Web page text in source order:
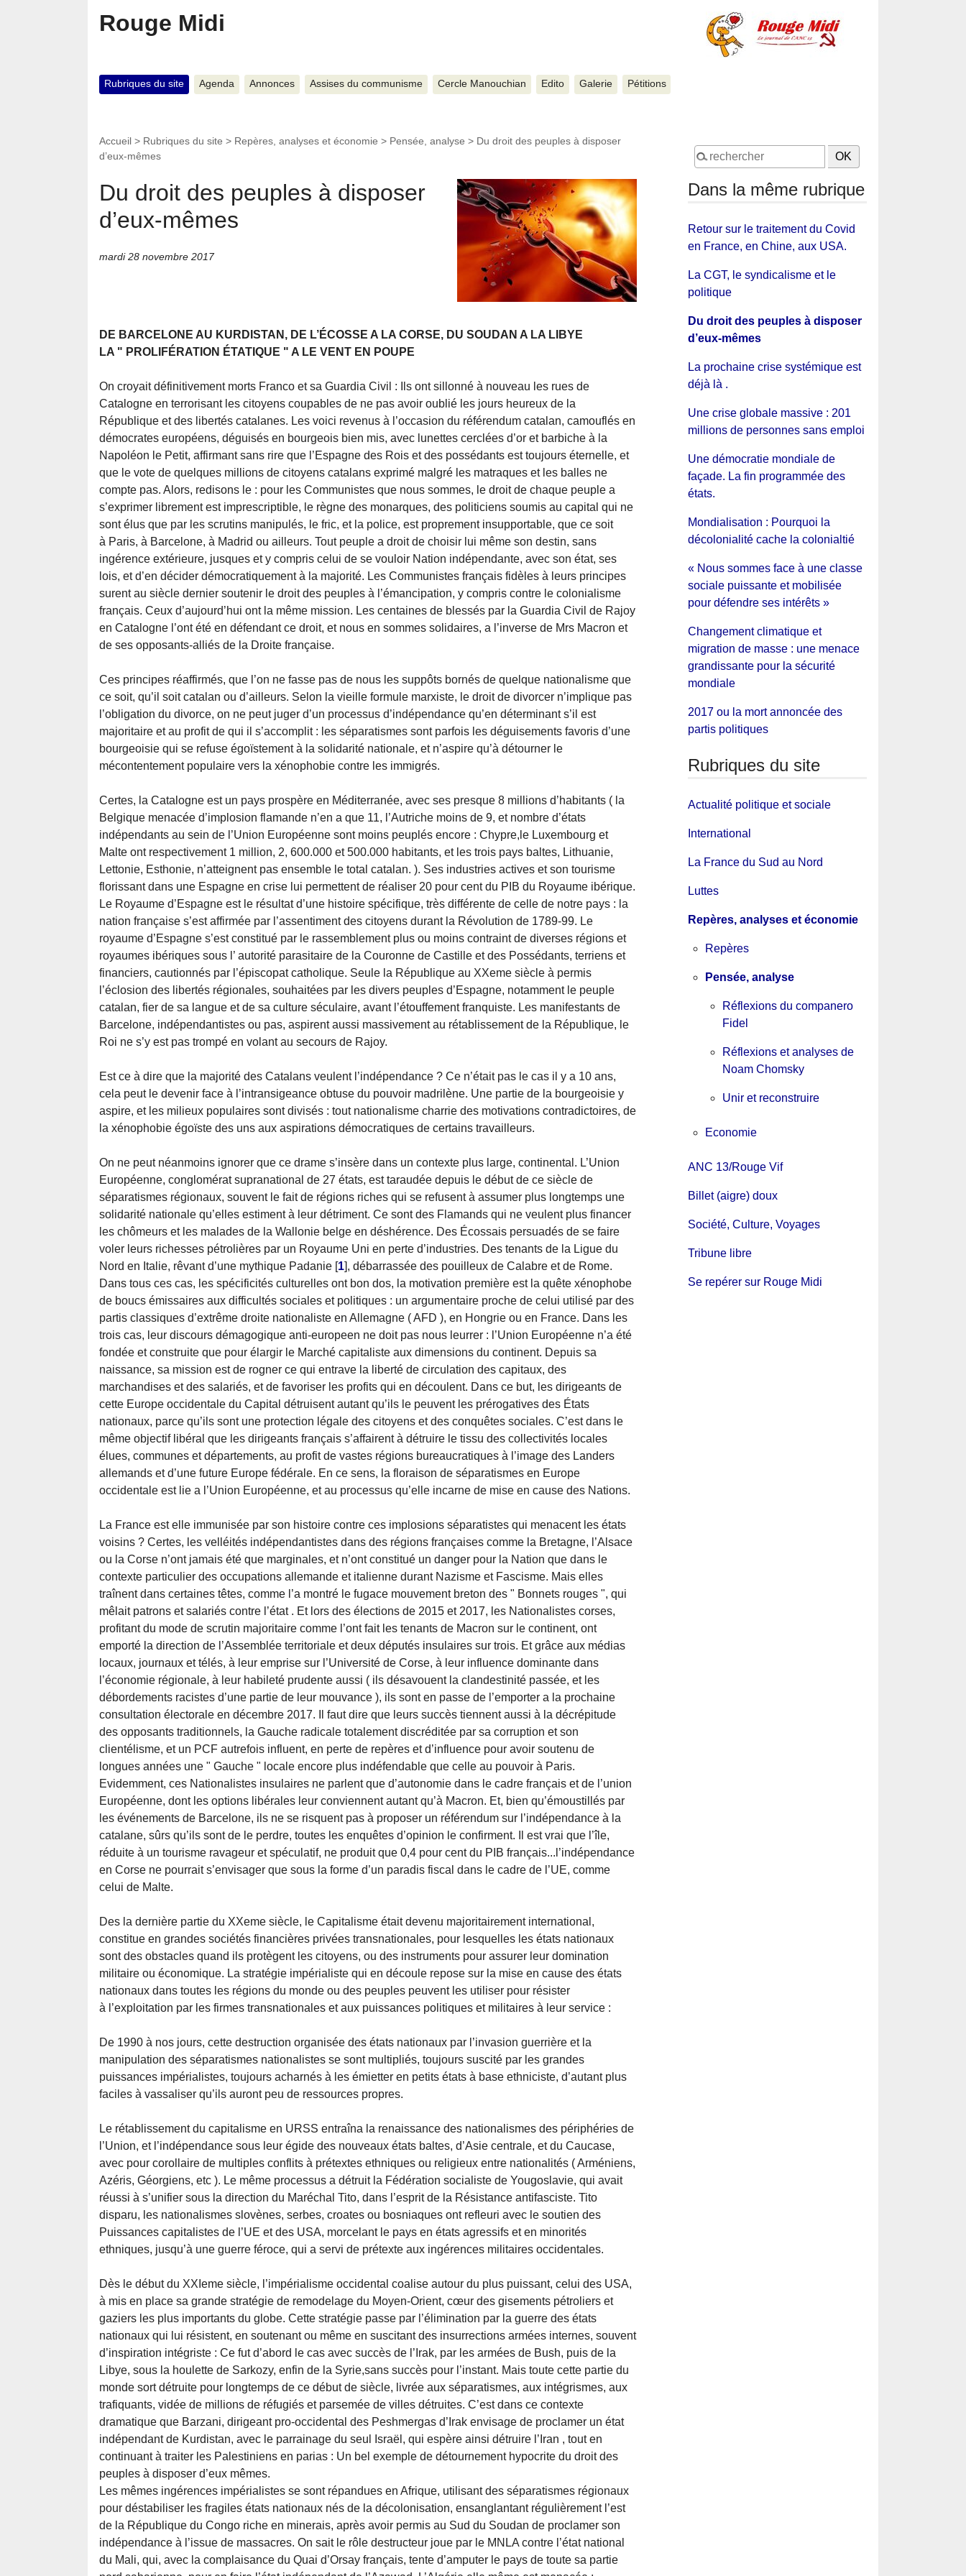
Rouge Midi
Rubriques du site Agenda Annonces Assises du communisme Cercle Manouchian Edito Galerie Pétitions
Accueil > Rubriques du site > Repères, analyses et économie > Pensée, analyse > Du droit des peuples à disposer
d’eux-mêmes
Du droit des peuples à disposer
d’eux-mêmes
mardi 28 novembre 2017
DE BARCELONE AU KURDISTAN, DE L’ÉCOSSE A LA CORSE, DU SOUDAN A LA LIBYE
LA " PROLIFÉRATION ÉTATIQUE " A LE VENT EN POUPE
On croyait définitivement morts Franco et sa Guardia Civil : Ils ont sillonné à nouveau les rues de
Catalogne en terrorisant les citoyens coupables de ne pas avoir oublié les jours heureux de la
République et des libertés catalanes. Les voici revenus à l’occasion du référendum catalan, camouflés en
démocrates européens, déguisés en bourgeois bien mis, avec lunettes cerclées d’or et barbiche à la
Napoléon le Petit, affirmant sans rire que l’Espagne des Rois et des possédants est toujours éternelle, et
que le vote de quelques millions de citoyens catalans exprimé malgré les matraques et les balles ne
compte pas. Alors, redisons le : pour les Communistes que nous sommes, le droit de chaque peuple a
s’exprimer librement est imprescriptible, le règne des monarques, des politiciens soumis au capital qui ne
sont élus que par les scrutins manipulés, le fric, et la police, est proprement insupportable, que ce soit
à Paris, à Barcelone, à Madrid ou ailleurs. Tout peuple a droit de choisir lui même son destin, sans
ingérence extérieure, jusques et y compris celui de se vouloir Nation indépendante, avec son état, ses
lois, et d’en décider démocratiquement à la majorité. Les Communistes français fidèles à leurs principes
surent au siècle dernier soutenir le droit des peuples à l’émancipation, y compris contre le colonialisme
français. Ceux d’aujourd’hui ont la même mission. Les centaines de blessés par la Guardia Civil de Rajoy
en Catalogne l’ont été en défendant ce droit, et nous en sommes solidaires, a l’inverse de Mrs Macron et
de ses opposants-alliés de la Droite française.
Ces principes réaffirmés, que l’on ne fasse pas de nous les suppôts bornés de quelque nationalisme que
ce soit, qu’il soit catalan ou d’ailleurs. Selon la vieille formule marxiste, le droit de divorcer n’implique pas
l’obligation du divorce, on ne peut juger d’un processus d’indépendance qu’en déterminant s’il est
majoritaire et au profit de qui il s’accomplit : les séparatismes sont parfois les déguisements favoris d’une
bourgeoisie qui se refuse égoïstement à la solidarité nationale, et n’aspire qu’à détourner le
mécontentement populaire vers la xénophobie contre les immigrés.
Certes, la Catalogne est un pays prospère en Méditerranée, avec ses presque 8 millions d’habitants ( la
Belgique menacée d’implosion flamande n’en a que 11, l’Autriche moins de 9, et nombre d’états
indépendants au sein de l’Union Européenne sont moins peuplés encore : Chypre,le Luxembourg et
Malte ont respectivement 1 million, 2, 600.000 et 500.000 habitants, et les trois pays baltes, Lithuanie,
Lettonie, Esthonie, n’atteignent pas ensemble le total catalan. ). Ses industries actives et son tourisme
florissant dans une Espagne en crise lui permettent de réaliser 20 pour cent du PIB du Royaume ibérique.
Le Royaume d’Espagne est le résultat d’une histoire spécifique, très différente de celle de notre pays : la
nation française s’est affirmée par l’assentiment des citoyens durant la Révolution de 1789-99. Le
royaume d’Espagne s’est constitué par le rassemblement plus ou moins contraint de diverses régions et
royaumes ibériques sous l’ autorité parasitaire de la Couronne de Castille et des Possédants, terriens et
financiers, cautionnés par l’épiscopat catholique. Seule la République au XXeme siècle à permis
l’éclosion des libertés régionales, souhaitées par les divers peuples d’Espagne, notamment le peuple
catalan, fier de sa langue et de sa culture séculaire, avant l’étouffement franquiste. Les manifestants de
Barcelone, indépendantistes ou pas, aspirent aussi massivement au rétablissement de la République, le
Roi ne s’y est pas trompé en volant au secours de Rajoy.
Est ce à dire que la majorité des Catalans veulent l’indépendance ? Ce n’était pas le cas il y a 10 ans,
cela peut le devenir face à l’intransigeance obtuse du pouvoir madrilène. Une partie de la bourgeoisie y
aspire, et les milieux populaires sont divisés : tout nationalisme charrie des motivations contradictoires, de
la xénophobie égoïste des uns aux aspirations démocratiques de certains travailleurs.
On ne peut néanmoins ignorer que ce drame s’insère dans un contexte plus large, continental. L’Union
Européenne, conglomérat supranational de 27 états, est taraudée depuis le début de ce siècle de
séparatismes régionaux, souvent le fait de régions riches qui se refusent à assumer plus longtemps une
solidarité nationale qu’elles estiment à leur détriment. Ce sont des Flamands qui ne veulent plus financer
les chômeurs et les malades de la Wallonie belge en déshérence. Des Écossais persuadés de se faire
voler leurs richesses pétrolières par un Royaume Uni en perte d’industries. Des tenants de la Ligue du
Nord en Italie, rêvant d’une mythique Padanie [1], débarrassée des pouilleux de Calabre et de Rome.
Dans tous ces cas, les spécificités culturelles ont bon dos, la motivation première est la quête xénophobe
de boucs émissaires aux difficultés sociales et politiques : un argumentaire proche de celui utilisé par des
partis classiques d’extrême droite nationaliste en Allemagne ( AFD ), en Hongrie ou en France. Dans les
trois cas, leur discours démagogique anti-europeen ne doit pas nous leurrer : l’Union Européenne n’a été
fondée et construite que pour élargir le Marché capitaliste aux dimensions du continent. Depuis sa
naissance, sa mission est de rogner ce qui entrave la liberté de circulation des capitaux, des
marchandises et des salariés, et de favoriser les profits qui en découlent. Dans ce but, les dirigeants de
cette Europe occidentale du Capital détruisent autant qu’ils le peuvent les prérogatives des États
nationaux, parce qu’ils sont une protection légale des citoyens et des conquêtes sociales. C’est dans le
même objectif libéral que les dirigeants français s’affairent à détruire le tissu des collectivités locales
élues, communes et départements, au profit de vastes régions bureaucratiques à l’image des Landers
allemands et d’une future Europe fédérale. En ce sens, la floraison de séparatismes en Europe
occidentale est lie a l’Union Européenne, et au processus qu’elle incarne de mise en cause des Nations.
La France est elle immunisée par son histoire contre ces implosions séparatistes qui menacent les états
voisins ? Certes, les velléités indépendantistes dans des régions françaises comme la Bretagne, l’Alsace
ou la Corse n’ont jamais été que marginales, et n’ont constitué un danger pour la Nation que dans le
contexte particulier des occupations allemande et italienne durant Nazisme et Fascisme. Mais elles
traînent dans certaines têtes, comme l’a montré le fugace mouvement breton des " Bonnets rouges ", qui
mêlait patrons et salariés contre l’état . Et lors des élections de 2015 et 2017, les Nationalistes corses,
profitant du mode de scrutin majoritaire comme l’ont fait les tenants de Macron sur le continent, ont
emporté la direction de l’Assemblée territoriale et deux députés insulaires sur trois. Et grâce aux médias
locaux, journaux et télés, à leur emprise sur l’Université de Corse, à leur influence dominante dans
l’économie régionale, à leur habileté prudente aussi ( ils désavouent la clandestinité passée, et les
débordements racistes d’une partie de leur mouvance ), ils sont en passe de l’emporter a la prochaine
consultation électorale en décembre 2017. Il faut dire que leurs succès tiennent aussi à la décrépitude
des opposants traditionnels, la Gauche radicale totalement discréditée par sa corruption et son
clientélisme, et un PCF autrefois influent, en perte de repères et d’influence pour avoir soutenu de
longues années une " Gauche " locale encore plus indéfendable que celle au pouvoir à Paris.
Evidemment, ces Nationalistes insulaires ne parlent que d’autonomie dans le cadre français et de l’union
Européenne, dont les options libérales leur conviennent autant qu’à Macron. Et, bien qu’émoustillés par
les événements de Barcelone, ils ne se risquent pas à proposer un référendum sur l’indépendance à la
catalane, sûrs qu’ils sont de le perdre, toutes les enquêtes d’opinion le confirment. Il est vrai que l’île,
réduite à un tourisme ravageur et spéculatif, ne produit que 0,4 pour cent du PIB français...l’indépendance
en Corse ne pourrait s’envisager que sous la forme d’un paradis fiscal dans le cadre de l’UE, comme
celui de Malte.
Des la dernière partie du XXeme siècle, le Capitalisme était devenu majoritairement international,
constitue en grandes sociétés financières privées transnationales, pour lesquelles les états nationaux
sont des obstacles quand ils protègent les citoyens, ou des instruments pour assurer leur domination
militaire ou économique. La stratégie impérialiste qui en découle repose sur la mise en cause des états
nationaux dans toutes les régions du monde ou des peuples peuvent les utiliser pour résister
à l’exploitation par les firmes transnationales et aux puissances politiques et militaires à leur service :
De 1990 à nos jours, cette destruction organisée des états nationaux par l’invasion guerrière et la
manipulation des séparatismes nationalistes se sont multipliés, toujours suscité par les grandes
puissances impérialistes, toujours acharnés à les émietter en petits états à base ethniciste, d’autant plus
faciles à vassaliser qu’ils auront peu de ressources propres.
Le rétablissement du capitalisme en URSS entraîna la renaissance des nationalismes des périphéries de
l’Union, et l’indépendance sous leur égide des nouveaux états baltes, d’Asie centrale, et du Caucase,
avec pour corollaire de multiples conflits à prétextes ethniques ou religieux entre nationalités ( Arméniens,
Azéris, Géorgiens, etc ). Le même processus a détruit la Fédération socialiste de Yougoslavie, qui avait
réussi à s’unifier sous la direction du Maréchal Tito, dans l’esprit de la Résistance antifasciste. Tito
disparu, les nationalismes slovènes, serbes, croates ou bosniaques ont refleuri avec le soutien des
Puissances capitalistes de l’UE et des USA, morcelant le pays en états agressifs et en minorités
ethniques, jusqu’à une guerre féroce, qui a servi de prétexte aux ingérences militaires occidentales.
Dès le début du XXIeme siècle, l’impérialisme occidental coalise autour du plus puissant, celui des USA,
à mis en place sa grande stratégie de remodelage du Moyen-Orient, cœur des gisements pétroliers et
gaziers les plus importants du globe. Cette stratégie passe par l’élimination par la guerre des états
nationaux qui lui résistent, en soutenant ou même en suscitant des insurrections armées internes, souvent
d’inspiration intégriste : Ce fut d’abord le cas avec succès de l’Irak, par les armées de Bush, puis de la
Libye, sous la houlette de Sarkozy, enfin de la Syrie,sans succès pour l’instant. Mais toute cette partie du
monde sort détruite pour longtemps de ce début de siècle, livrée aux séparatismes, aux intégrismes, aux
trafiquants, vidée de millions de réfugiés et parsemée de villes détruites. C’est dans ce contexte
dramatique que Barzani, dirigeant pro-occidental des Peshmergas d’Irak envisage de proclamer un état
indépendant de Kurdistan, avec le parrainage du seul Israël, qui espère ainsi détruire l’Iran , tout en
continuant à traiter les Palestiniens en parias : Un bel exemple de détournement hypocrite du droit des
peuples à disposer d’eux mêmes.
Les mêmes ingérences impérialistes se sont répandues en Afrique, utilisant des séparatismes régionaux
pour déstabiliser les fragiles états nationaux nés de la décolonisation, ensanglantant régulièrement l’est
de la République du Congo riche en minerais, après avoir permis au Sud du Soudan de proclamer son
indépendance à l’issue de massacres. On sait le rôle destructeur joue par le MNLA contre l’état national
du Mali, qui, avec la complaisance du Quai d’Orsay français, tente d’amputer le pays de toute sa partie
Dans la même rubrique
Retour sur le traitement du Covid
en France, en Chine, aux USA.
La CGT, le syndicalisme et le
politique
Du droit des peuples à disposer
d’eux-mêmes
La prochaine crise systémique est
déjà là .
Une crise globale massive : 201
millions de personnes sans emploi
Une démocratie mondiale de
façade. La fin programmée des
états.
Mondialisation : Pourquoi la
décolonialité cache la colonialtié
« Nous sommes face à une classe
sociale puissante et mobilisée
pour défendre ses intérêts »
Changement climatique et
migration de masse : une menace
grandissante pour la sécurité
mondiale
2017 ou la mort annoncée des
partis politiques
Rubriques du site
Actualité politique et sociale
International
La France du Sud au Nord
Luttes
Repères, analyses et économie
Repères
Pensée, analyse
Réflexions du companero
Fidel
Réflexions et analyses de
Noam Chomsky
Unir et reconstruire
Economie
ANC 13/Rouge Vif
Billet (aigre) doux
Société, Culture, Voyages
Tribune libre
Se repérer sur Rouge Midi